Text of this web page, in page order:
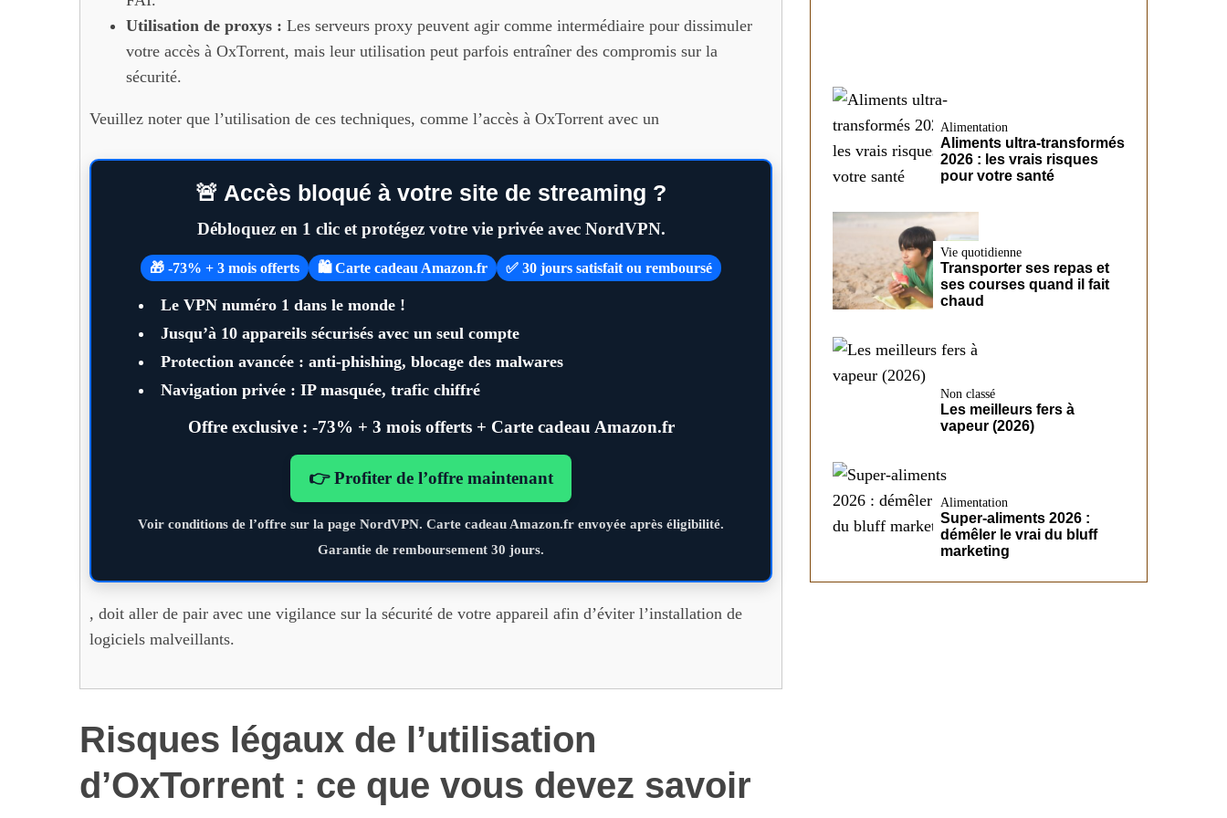
Utilisation de proxys : Les serveurs proxy peuvent agir comme intermédiaire pour dissimuler
votre accès à OxTorrent, mais leur utilisation peut parfois entraîner des compromis sur la
sécurité.
Veuillez noter que l’utilisation de ces techniques, comme l’accès à OxTorrent avec un
🚨 Accès bloqué à votre site de streaming ?
Débloquez en 1 clic et protégez votre vie privée avec NordVPN.
🎁 -73% + 3 mois offerts 🛍️ Carte cadeau Amazon.fr ✅ 30 jours satisfait ou remboursé
Le VPN numéro 1 dans le monde !
Jusqu’à 10 appareils sécurisés avec un seul compte
Protection avancée : anti-phishing, blocage des malwares
Navigation privée : IP masquée, trafic chiffré
Offre exclusive : -73% + 3 mois offerts + Carte cadeau Amazon.fr
👉 Profiter de l’offre maintenant
Voir conditions de l’offre sur la page NordVPN. Carte cadeau Amazon.fr envoyée après éligibilité.
Garantie de remboursement 30 jours.
, doit aller de pair avec une vigilance sur la sécurité de votre appareil afin d’éviter l’installation de
logiciels malveillants.
Risques légaux de l’utilisation
d’OxTorrent : ce que vous devez savoir
Alimentation
Aliments ultra-transformés
2026 : les vrais risques
pour votre santé
Vie quotidienne
Transporter ses repas et
ses courses quand il fait
chaud
Non classé
Les meilleurs fers à
vapeur (2026)
Alimentation
Super-aliments 2026 :
démêler le vrai du bluff
marketing